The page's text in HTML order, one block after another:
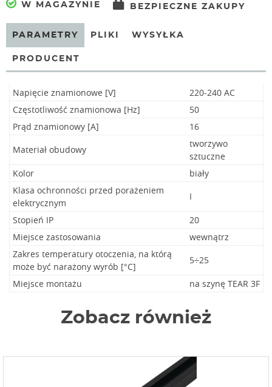
W MAGAZYNIE BEZPIECZNE ZAKUPY
PARAMETRY PLIKI WYSYŁKA
PRODUCENT
Napięcie znamionowe [V]
220-240 AC
Częstotliwość znamionowa [Hz]
50
Prąd znamionowy [A]
16
Materiał obudowy
tworzywo
sztuczne
Kolor
biały
Klasa ochronności przed porażeniem
elektrycznym
I
Stopień IP
20
Miejsce zastosowania
wewnątrz
Zakres temperatury otoczenia, na którą
może być narażony wyrób [°C]
5÷25
Miejsce montażu na szynę TEAR 3F
Zobacz również